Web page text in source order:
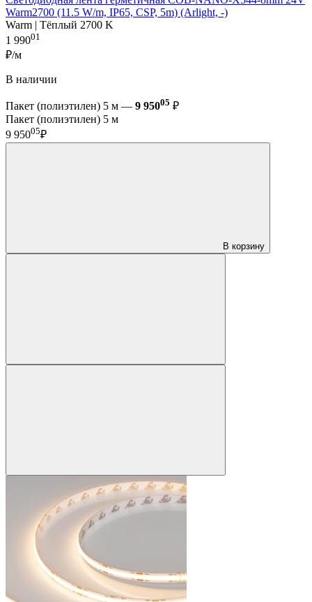
Warm2700 (11.5 W/m, IP65, CSP, 5m) (Arlight, -)
Warm | Тёплый 2700 K
1 99001
₽/м
В наличии
Пакет (полиэтилен) 5 м — 9 95005 ₽
Пакет (полиэтилен) 5 м
9 95005₽
В корзину